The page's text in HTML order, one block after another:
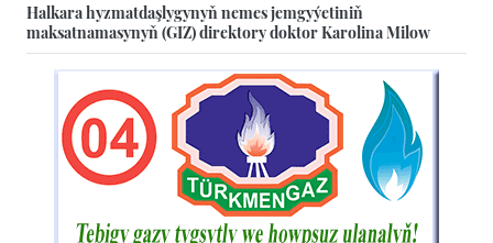
Halkara hyzmatdaşlygynyň nemes jemgyýetiniň
maksatnamasynyň (GIZ) direktory doktor Karolina Milow